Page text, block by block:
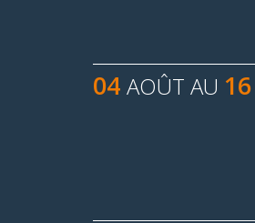
04 AOÛT AU 16